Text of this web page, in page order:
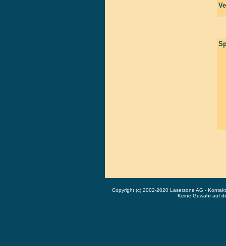
Copyright (c) 2002-2020 Laserzone AG -
Keine Gewähr auf